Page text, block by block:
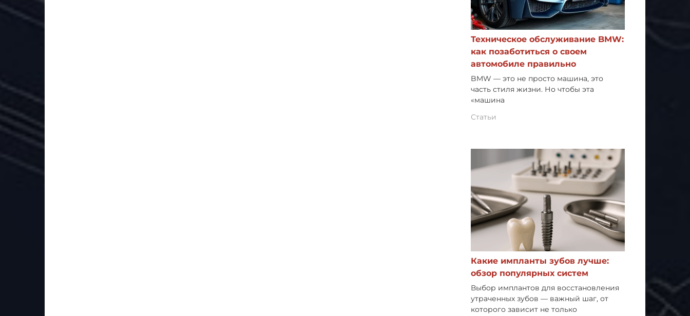
Техническое обслуживание BMW:
как позаботиться о своем
автомобиле правильно
BMW — это не просто машина, это
часть стиля жизни. Но чтобы эта
«машина
Статьи
Какие импланты зубов лучше:
обзор популярных систем
Выбор имплантов для восстановления
утраченных зубов — важный шаг, от
которого зависит не только